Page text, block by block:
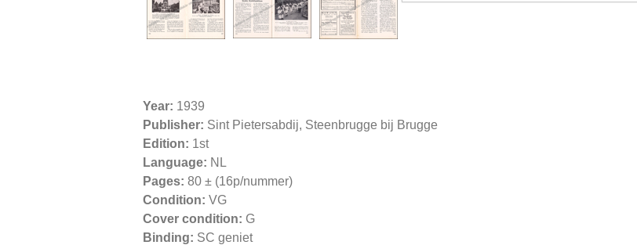
Year: 1939
Publisher: Sint Pietersabdij, Steenbrugge bij Brugge
Edition: 1st
Language: NL
Pages: 80 ± (16p/nummer)
Condition: VG
Cover condition: G
Binding: SC geniet